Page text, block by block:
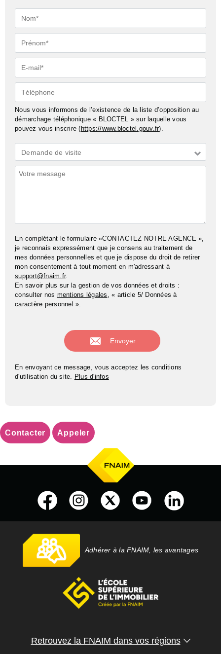
Nom*
Prénom*
E-
mail*
Téléphone
Nous vous informons de l’existence de la liste d’opposition au
démarchage téléphonique « BLOCTEL » sur laquelle vous
pouvez vous inscrire ( https://www.bloctel.gouv.fr).
Demande
*
Demande de visite
Commentaires
En complétant le formulaire «CONTACTEZ NOTRE AGENCE »,
je reconnais expressément que je consens au traitement de
mes données personnelles et que je dispose du droit de retirer
mon consentement à tout moment en m'adressant à
support@fnaim.fr.
En savoir plus sur la gestion de vos données et droits :
consulter nos mentions légales , « article 5/ Données à
caractère personnel ».
En envoyant ce message, vous acceptez les conditions
d'utilisation du site. Plus d'infos
Contacter Appeler
Adhérer à la FNAIM, les avantages
Retrouvez la FNAIM dans vos régions